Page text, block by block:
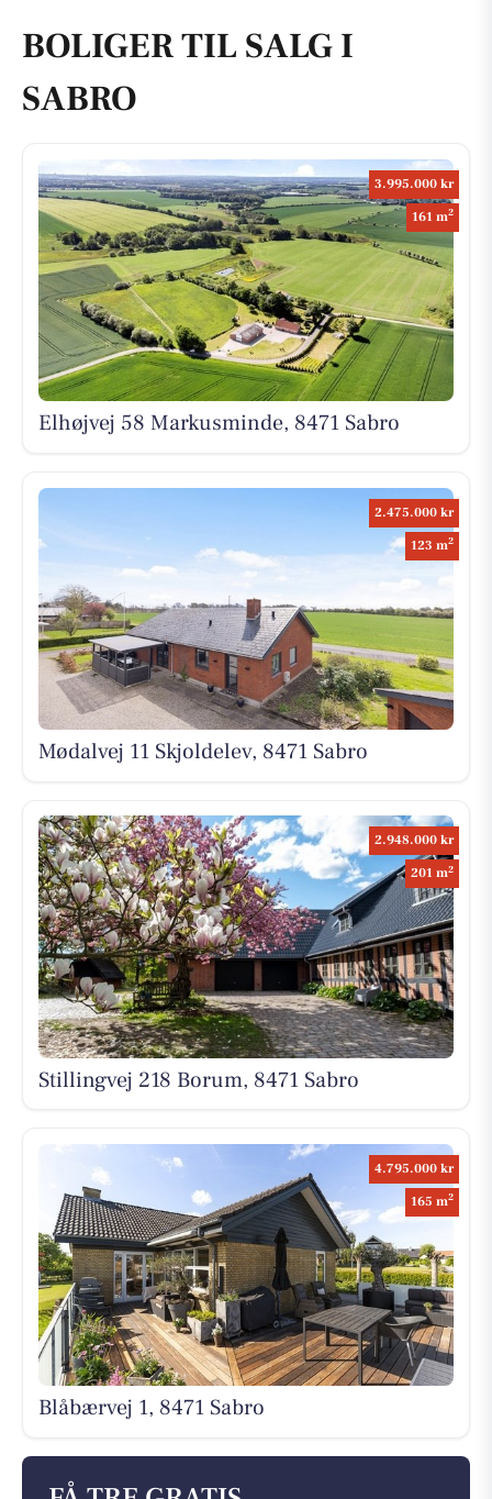
BOLIGER TIL SALG I
SABRO
3.995.000 kr
161 m2
Elhøjvej 58 Markusminde, 8471 Sabro
2.475.000 kr
123 m2
Mødalvej 11 Skjoldelev, 8471 Sabro
2.948.000 kr
201 m2
Stillingvej 218 Borum, 8471 Sabro
4.795.000 kr
165 m2
Blåbærvej 1, 8471 Sabro